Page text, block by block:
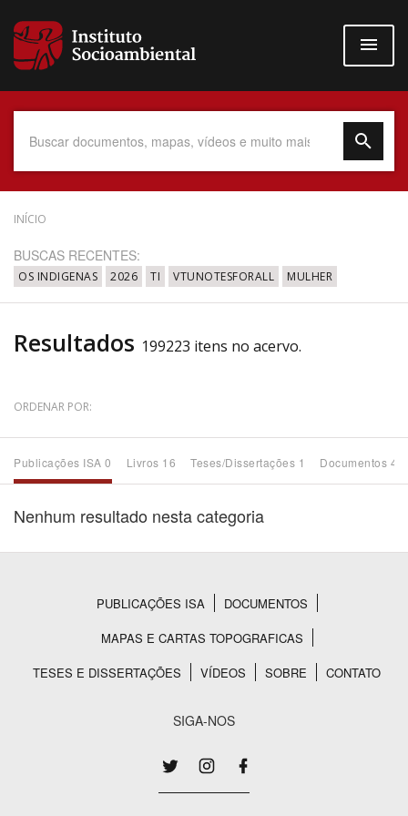
para
conteúdo
Data do Documento
Até
Povo Indígena
INÍCIO
BUSCAS RECENTES:
OS INDIGENAS 2026 TI VTUNOTESFORALL MULHER
Resultados 199223 itens no acervo.
ORDENAR POR:
Publicações ISA 0 Livros 16 Teses/Dissertações 1 Documentos 47
Nenhum resultado nesta categoria
Rodapé
PUBLICAÇÕES ISA
DOCUMENTOS
MAPAS E CARTAS TOPOGRAFICAS
TESES E DISSERTAÇÕES
VÍDEOS SOBRE CONTATO
SIGA-NOS